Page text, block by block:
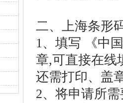
二、上海条形
1、填写 《中
章,可直接在线
还需打印、盖
2、将申请所